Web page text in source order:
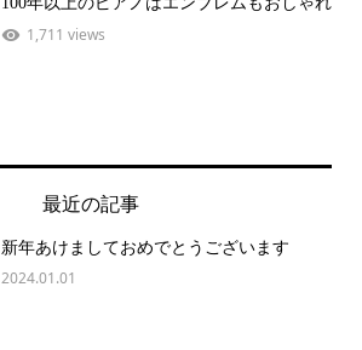
1,711 views
最近の記事
新年あけましておめでとうございます
2024.01.01